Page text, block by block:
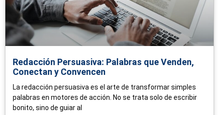
Redacción Persuasiva: Palabras que Venden,
Conectan y Convencen
La redacción persuasiva es el arte de transformar simples
palabras en motores de acción. No se trata solo de escribir
bonito, sino de guiar al